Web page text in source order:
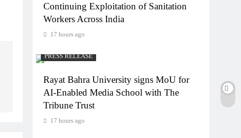
Continuing Exploitation of Sanitation
Workers Across India
17 hours ago
PRESS RELEASE
Rayat Bahra University signs MoU for
AI-Enabled Media School with The
Tribune Trust
17 hours ago